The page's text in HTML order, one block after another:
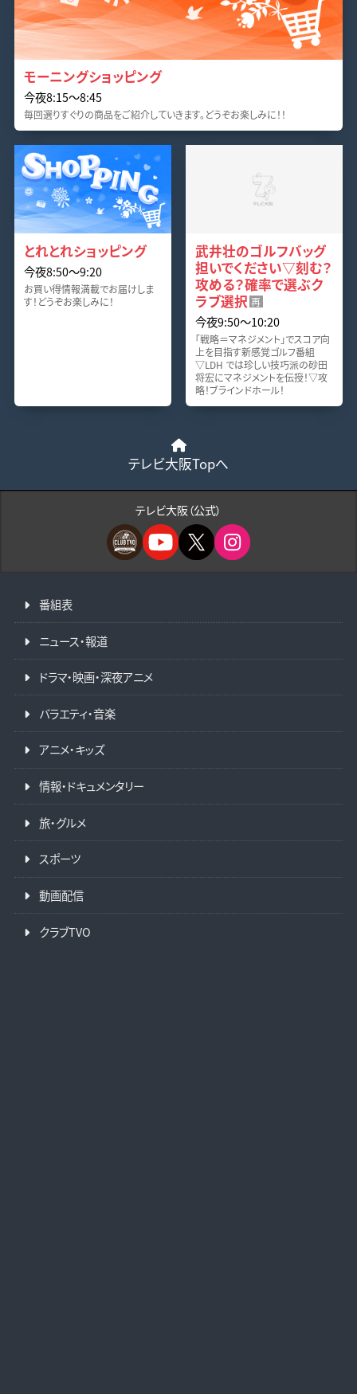
モーニングショッピング
今夜8:15〜8:45
毎回選りすぐりの商品をご紹介していきます。どうぞお楽しみに！！
とれとれショッピング
今夜8:50〜9:20
お買い得情報満載でお届けしま
す！どうぞお楽しみに！
武井壮のゴルフバッグ
担いでください▽刻む？
攻める？確率で選ぶク
ラブ選択 再
今夜9:50〜10:20
「戦略＝マネジメント」でスコア向
上を目指す新感覚ゴルフ番組
▽LDH では珍しい技巧派の砂田
将宏にマネジメントを伝授！▽攻
略！ブラインドホール！
テレビ大阪Topへ
テレビ大阪（公式）
番組表
ニュース・報道
ドラマ・映画・深夜アニメ
バラエティ・音楽
アニメ・キッズ
情報・ドキュメンタリー
旅・グルメ
スポーツ
動画配信
クラブTVO